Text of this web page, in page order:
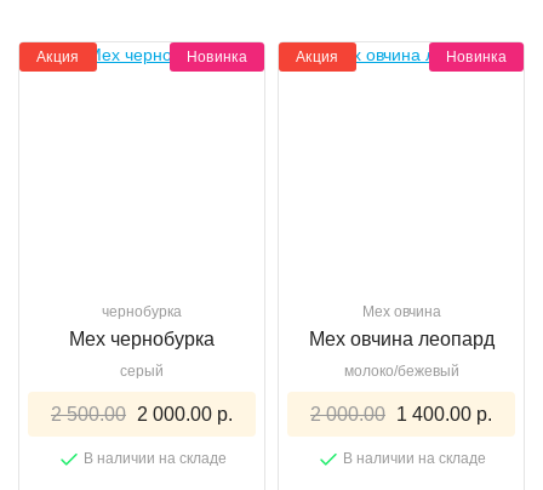
Акция Новинка
чернобурка
Мех чернобурка
серый
2 500.00 2 000.00 р.
В наличии на складе
Акция Новинка
Мех овчина
Мех овчина леопард
молоко/бежевый
2 000.00 1 400.00 р.
В наличии на складе